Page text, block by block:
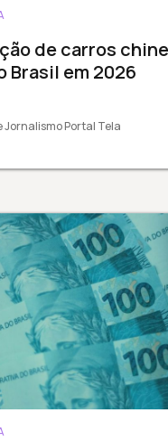
de carros
Brasil em 2026
Jornalismo Portal Tela